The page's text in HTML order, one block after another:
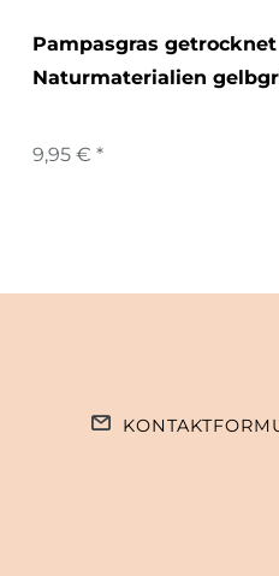
Pampasgras getrocknet
Naturmaterialien
9,95 € *